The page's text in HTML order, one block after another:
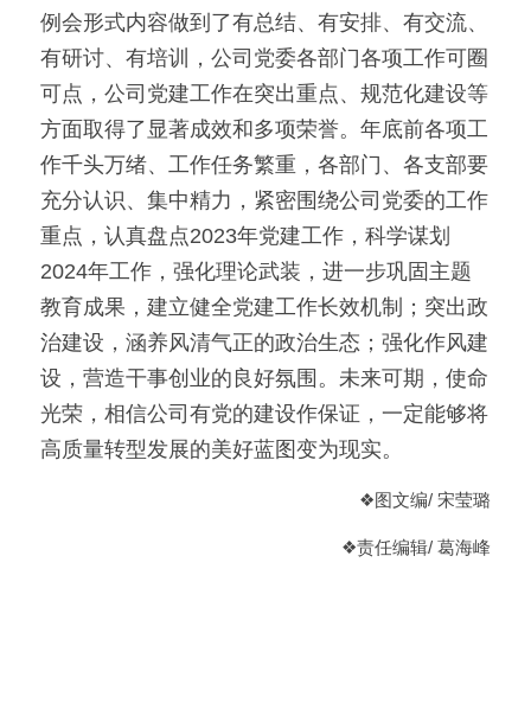
例会形式内容做到了有总结、有安排、有交流、
有研讨、有培训，公司党委各部门各项工作可圈
可点，公司党建工作在突出重点、规范化建设等
方面取得了显著成效和多项荣誉。年底前各项工
作千头万绪、工作任务繁重，各部门、各支部要
充分认识、集中精力，紧密围绕公司党委的工作
重点，认真盘点2023年党建工作，科学谋划
2024年工作，强化理论武装，进一步巩固主题
教育成果，建立健全党建工作长效机制；突出政
治建设，涵养风清气正的政治生态；强化作风建
设，营造干事创业的良好氛围。未来可期，使命
光荣，相信公司有党的建设作保证，一定能够将
高质量转型发展的美好蓝图变为现实。
❖图文编/ 宋莹璐
❖责任编辑/ 葛海峰